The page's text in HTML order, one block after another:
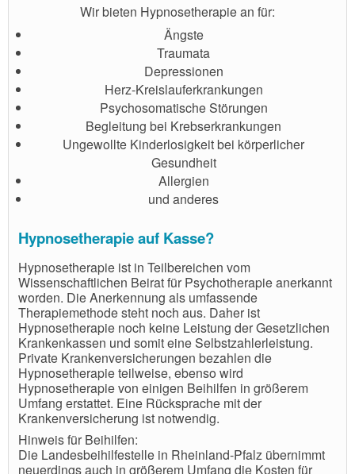
Wir bieten Hypnosetherapie an für:
Ängste
Traumata
Depressionen
Herz-Kreislauferkrankungen
Psychosomatische Störungen
Begleitung bei Krebserkrankungen
Ungewollte Kinderlosigkeit bei körperlicher
Gesundheit
Allergien
und anderes
Hypnosetherapie auf Kasse?
Hypnosetherapie ist in Teilbereichen vom
Wissenschaftlichen Beirat für Psychotherapie anerkannt
worden. Die Anerkennung als umfassende
Therapiemethode steht noch aus. Daher ist
Hypnosetherapie noch keine Leistung der Gesetzlichen
Krankenkassen und somit eine Selbstzahlerleistung.
Private Krankenversicherungen bezahlen die
Hypnosetherapie teilweise, ebenso wird
Hypnosetherapie von einigen Beihilfen in größerem
Umfang erstattet. Eine Rücksprache mit der
Krankenversicherung ist notwendig.
Hinweis für Beihilfen:
Die Landesbeihilfestelle in Rheinland-Pfalz übernimmt
neuerdings auch in größerem Umfang die Kosten für